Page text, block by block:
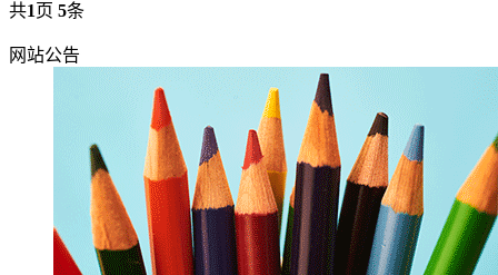
共1页 5条
网站公告